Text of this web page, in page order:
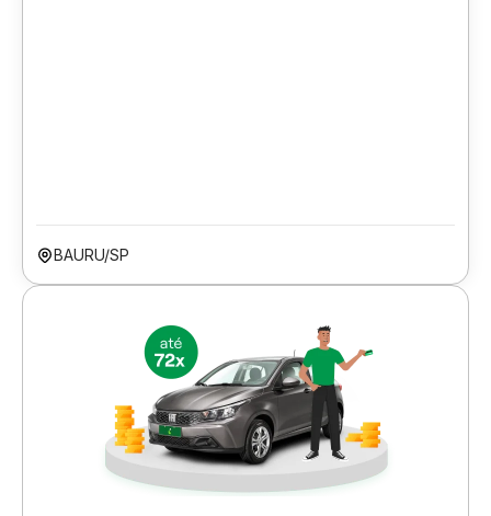
BAURU/SP